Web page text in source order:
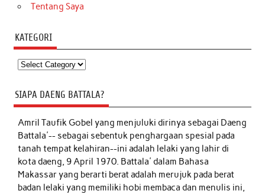
Tentang Saya
KATEGORI
Kategori
SIAPA DAENG BATTALA?
Amril Taufik Gobelyang menjuluki dirinya sebagai Daeng
Battala'-- sebagai sebentuk penghargaan spesial pada
tanah tempat kelahiran--ini adalah lelaki yang lahir di
kota daeng, 9 April 1970. Battala' dalam Bahasa
Makassar yang berarti berat adalah merujuk pada berat
badan lelaki yang memiliki hobi membaca dan menulis ini,